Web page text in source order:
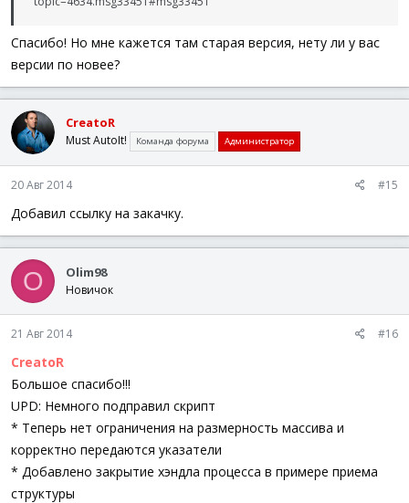
Спасибо! Но мне кажется там старая версия, нету ли у вас
версии по новее?
CreatoR
Must AutoIt! Команда форума Администратор
20 Авг 2014 #15
Добавил ссылку на закачку.
O Olim98
Новичок
21 Авг 2014 #16
CreatoR
Большое спасибо!!!
UPD: Немного подправил скрипт
* Теперь нет ограничения на размерность массива и
корректно передаются указатели
* Добавлено закрытие хэндла процесса в примере приема
структуры